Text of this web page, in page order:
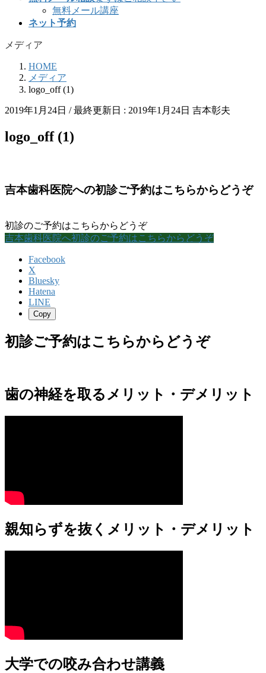
無料メール講座
ネット予約
メディア
HOME
メディア
logo_off (1)
2019年1月24日 / 最終更新日 : 2019年1月24日 吉本彰夫
logo_off (1)
吉本歯科医院への初診ご予約はこちらからどうぞ
初診のご予約はこちらからどうぞ
吉本歯科医院へ初診のご予約はこちらからどうぞ
Facebook
X
Bluesky
Hatena
LINE
Copy
初診ご予約はこちらからどうぞ
歯の神経を取るメリット・デメリット
親知らずを抜くメリット・デメリット
大学での咬み合わせ講義